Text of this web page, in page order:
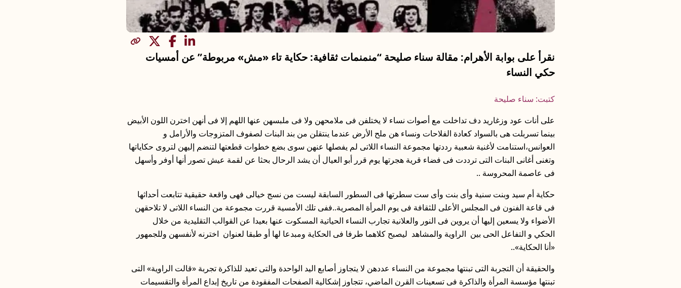
نقرأ على بوابة الأهرام: مقالة سناء صليحة “منمنمات ثقافية: حكاية تاء «مش» مربوطة” عن أمسيات
حكي النساء
مشاركة
كتبت: سناء صليحة
على أنات عود وزغاريد دف تداخلت مع أصوات نساء لا يختلفن فى ملامحهن ولا فى ملبسهن عنها اللهم إلا فى أنهن اخترن اللون الأبيض
بينما تسربلت هى بالسواد كعادة الفلاحات ونساء هن ملح الأرض عندما ينتقلن من بند البنات لصفوف المتزوجات والأرامل و
العوانس،استنامت لأغنية شعبية رددتها مجموعة النساء اللاتى لم يفصلها عنهن سوى بضع خطوات قطعتها لتنضم إليهن لتروى حكاياتها
وتغنى أغانى البنات التى ترددت فى فضاء قرية هجرتها يوم قرر أبو العيال أن يشد الرحال بحثا عن لقمة عيش تصور أنها أوفر وأسهل
فى عاصمة المحروسة ..
حكاية أم سيد وبنت سنية وأى بنت وأى ست سطرتها فى السطور السابقة ليست من نسج خيالى فهى واقعة حقيقية تتابعت أحداثها
فى قاعة الفنون فى المجلس الأعلى للثقافة فى يوم المرأة المصرية..ففى تلك الأمسية قررت مجموعة من النساء اللاتى لا تلاحقهن
الأضواء ولا يسعين إليها أن يروين فى النور والعلانية تجارب النساء الحياتية المسكوت عنها بعيدا عن القوالب التقليدية من خلال
الحكي و التفاعل الحى بين الراوية والمشاهد ليصبح كلاهما طرفا فى الحكاية ومبدعا لها أو طبقا لعنوان اخترنه لأنفسهن وللجمهور
«أنا الحكاية»..
والحقيقة أن التجربة التى تبنتها مجموعة من النساء عددهن لا يتجاوز أصابع اليد الواحدة والتى تعيد للذاكرة تجربة «قالت الراوية» التى
تبنتها مؤسسة المرأة والذاكرة فى تسعينات القرن الماضي، تتجاوز إشكالية الصفحات المفقودة من تاريخ إبداع المرأة والتقسيمات